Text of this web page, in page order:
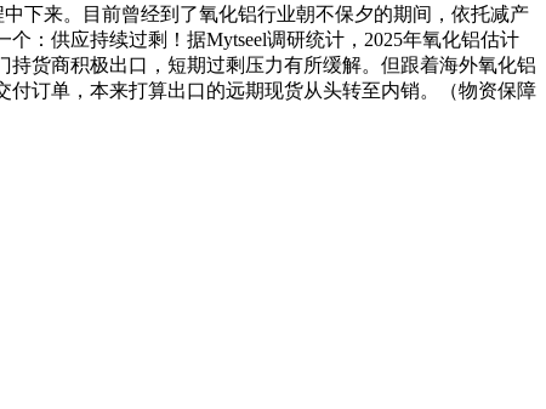
下来。目前曾经到了氧化铝行业朝不保夕的期间，依托减产
：供应持续过剩！据Mytseel调研统计，2025年氧化铝估计
持货商积极出口，短期过剩压力有所缓解。但跟着海外氧化铝
订单，本来打算出口的远期现货从头转至内销。（物资保障